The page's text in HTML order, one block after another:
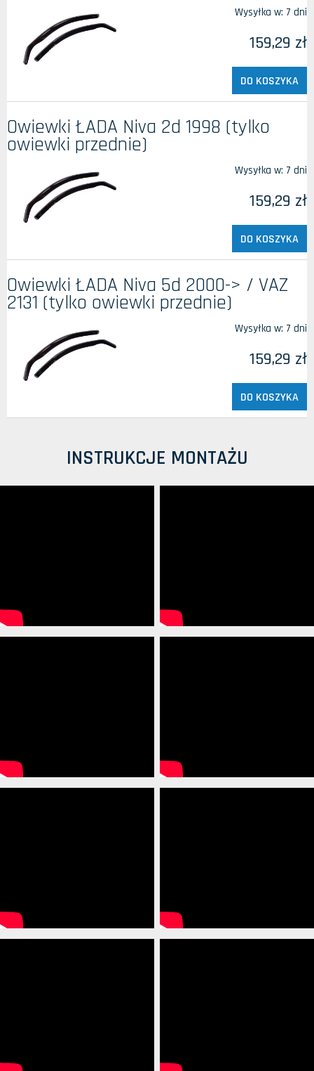
Wysyłka w: 7 dni
159,29 zł
DO KOSZYKA
Owiewki ŁADA Niva 2d 1998 (tylko
owiewki przednie)
Wysyłka w: 7 dni
159,29 zł
DO KOSZYKA
Owiewki ŁADA Niva 5d 2000-> / VAZ
2131 (tylko owiewki przednie)
Wysyłka w: 7 dni
159,29 zł
DO KOSZYKA
INSTRUKCJE MONTAŻU